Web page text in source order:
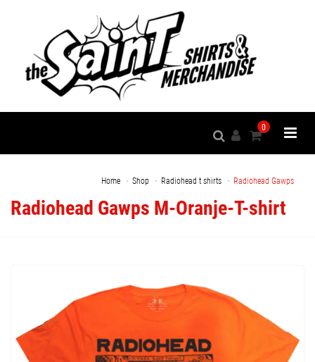
0
Home Shop Radiohead t shirts Radiohead Gawps
Radiohead Gawps M-Oranje-T-shirt